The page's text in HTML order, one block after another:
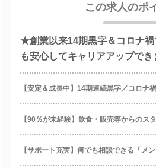
この求人のポ
★創業以来14期黒字＆コロナ
も安心してキャリアアップでき
【安定＆成長中】14期連続黒字／コロナ
【90％が未経験】飲食・販売等からのス
【サポート充実】何でも相談できる「メン